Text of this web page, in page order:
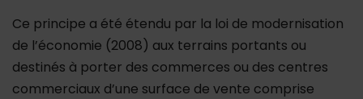
Ce principe a été étendu par la loi de modernisation
de l’économie (2008) aux terrains portants ou
destinés à porter des commerces ou des centres
commerciaux d’une surface de vente comprise